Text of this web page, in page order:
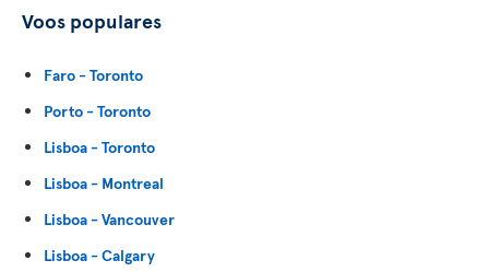
Voos populares
Faro - Toronto
Porto - Toronto
Lisboa - Toronto
Lisboa - Montreal
Lisboa - Vancouver
Lisboa - Calgary